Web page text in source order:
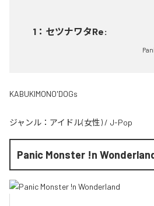
1 ： セツナワタRe:
KABUKIMONO'DOGs
ジャンル： アイドル(女性) / J-Pop
Panic Monster !n